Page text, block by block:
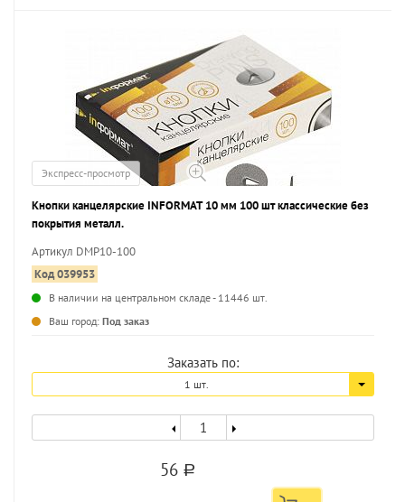
Экспресс-просмотр
Кнопки канцелярские INFORMAT 10 мм 100 шт классические без
покрытия металл.
Артикул DMP10-100
Код 039953
В наличии на центральном складе - 11446 шт.
Ваш город: Под заказ
Заказать по:
1 шт.
56 a